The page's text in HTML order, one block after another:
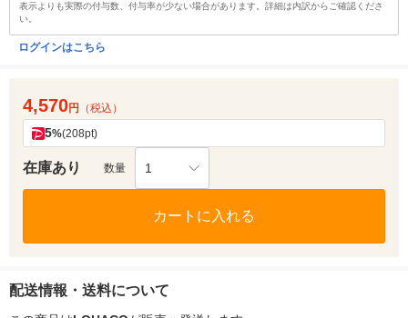
表示よりも実際の付与数、付与率が少ない場合があります。詳細は内訳からご確認くださ
い。
ログインはこちら
4,570円 （税込）
5%(208pt)
在庫あり 数量 1
カートに入れる
配送情報・送料について